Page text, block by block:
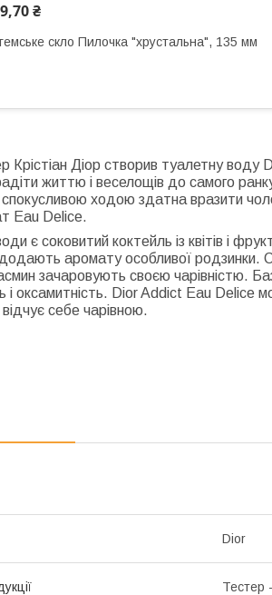
₴
скло Пилочка "хрустальна", 135 мм
Крістіан Діор створив туалетну
життю і веселощів до самого
спокусливою ходою здатна вразити
Eau Delice.
є соковитий коктейль із квітів і
аромату особливої родзинки.
зачаровують своєю чарівністю.
і оксамитність. Dior Addict Eau Delice
себе чарівною.
Dior
Тестер